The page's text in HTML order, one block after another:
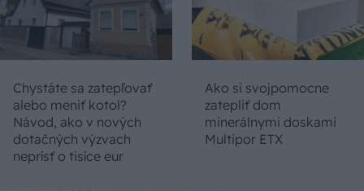
Chystáte sa zatepľovať
alebo meniť kotol?
Návod, ako v nových
dotačných výzvach
neprísť o tisíce eur
Ako si svojpomocne
zatepliť dom
minerálnymi doskami
Multipor ETX